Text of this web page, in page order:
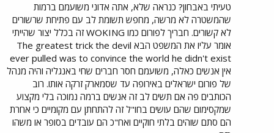
טעיתי באבחון? כנראה שלא, אתה אדוני משועמם ברמות
שהמשטרה לא מרשה, מחפש תשומת לב עם פתיחת שרשורים
לא קשורים. חבריך לפורום כמו WOKING זה בכלל יצור שהייתי
אומר עליו את המשפט הבא The greatest trick the devil
ever pulled was to convince the world he didn't exist
אין אנשים כאלה, משועמם חסר חברים שחי באנגליה והיה מנהל
של פורום ישראלים באירופה עד שסמארק זרקה אותו. רוב
הכותבים פה אם תשים לב זה אנשים ברמה נמוכה בלי מקצוע
שמקסימום שהם עושים בחו"ל זה להתחתן עם מקומיים כי אחרת
הם סתם שוהים בלתי חוקיים ואח"כ הם עובדים בסופר או משהו